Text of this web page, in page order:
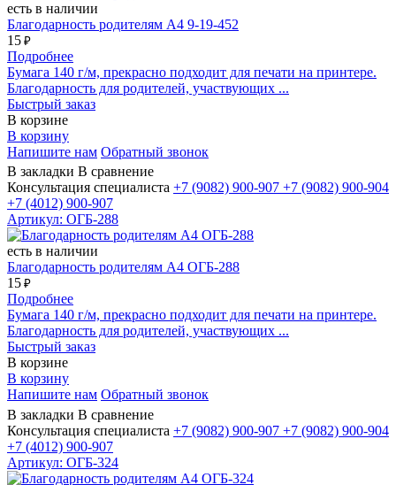
есть в наличии
Благодарность родителям А4 9-19-452
15 ₽
Подробнее
Бумага 140 г/м, прекрасно подходит для печати на принтере.
Благодарность для родителей, участвующих ...
Быстрый заказ
В корзине
В корзину
Напишите нам Обратный звонок
В закладки В сравнение
Консультация специалиста +7 (9082) 900-907 +7 (9082) 900-904
+7 (4012) 900-907
Артикул: ОГБ-288
есть в наличии
Благодарность родителям А4 ОГБ-288
15 ₽
Подробнее
Бумага 140 г/м, прекрасно подходит для печати на принтере.
Благодарность для родителей, участвующих ...
Быстрый заказ
В корзине
В корзину
Напишите нам Обратный звонок
В закладки В сравнение
Консультация специалиста +7 (9082) 900-907 +7 (9082) 900-904
+7 (4012) 900-907
Артикул: ОГБ-324